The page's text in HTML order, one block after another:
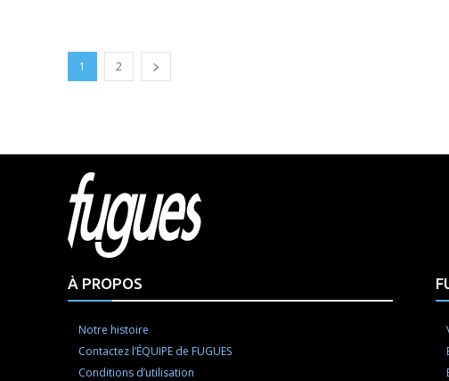
1 2
À PROPOS
Notre histoire
Contactez l’ÉQUIPE de FUGUES
Conditions d’utilisation